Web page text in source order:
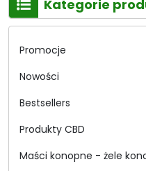
Kategorie
Promocje
Nowości
Bestsellers
Produkty CBD
Maści konopne - żele